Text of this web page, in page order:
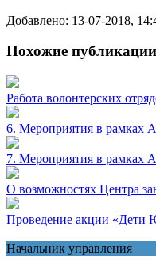
Добавлено: 13-07-2018,
Похожие публикации
Работа волонтерских
6. Мероприятия в рамках
7. Мероприятия в рамках
О возможностях Центра
Проведение акции «Дети
Начальник управления